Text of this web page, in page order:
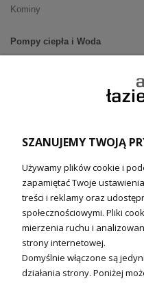
Kominy
Pompy ciepła i Woda
Ogrzewanie podłogowe (główne)
Technika solarna
Fotowoltanika
Sterowniki i regulatory
Nagrzewnice i kurtyny
Kuchnia i Wentylacja
SZANUJEMY TWOJĄ
Używamy plików cookie i
zapamiętać Twoje
treści i reklamy oraz
społecznościowymi. Pliki
mierzenia ruchu i
strony internetowej.
Domyślnie włączone są
działania strony. Poniżej